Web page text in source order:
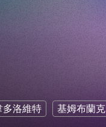
多洛維特 基姆布蘭克